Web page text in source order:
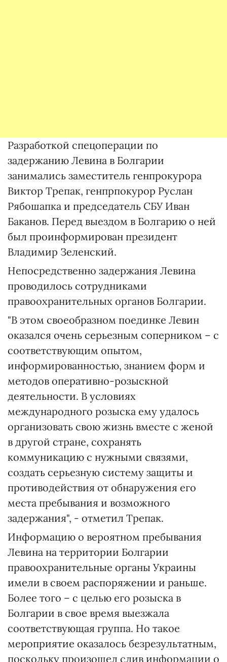
Разработкой спецоперации по
задержанию Левина в Болгарии
занимались заместитель генпрокурора
Виктор Трепак, генпрпокурор Руслан
Рябошапка и председатель СБУ Иван
Баканов. Перед выездом в Болгарию о ней
был проинформирован президент
Владимир Зеленский.
Непосредственно задержания Левина
проводилось сотрудниками
правоохранительных органов Болгарии.
"В этом своеобразном поединке Левин
оказался очень серьезным соперником – с
соответствующим опытом,
информированностью, знанием форм и
методов оперативно-розыскной
деятельности. В условиях
международного розыска ему удалось
организовать свою жизнь вместе с женой
в другой стране, сохранять
коммуникацию с нужными связями,
создать серьезную систему защиты и
противодействия от обнаружения его
места пребывания и возможного
задержания", - отметил Трепак.
Информацию о вероятном пребывания
Левина на территории Болгарии
правоохранительные органы Украины
имели в своем распоряжении и раньше.
Более того – с целью его розыска в
Болгарии в свое время выезжала
соответствующая группа. Но такое
мероприятие оказалось безрезультатным,
поскольку произошел слив информации о